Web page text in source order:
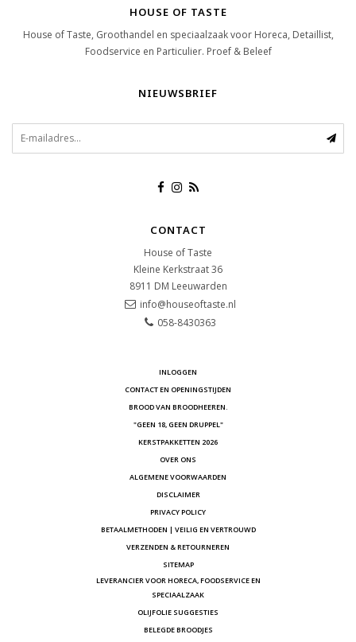
HOUSE OF TASTE
House of Taste, Groothandel en speciaalzaak voor Horeca, Detaillist,
Foodservice en Particulier. Proef & Beleef
NIEUWSBRIEF
CONTACT
House of Taste
Kleine Kerkstraat 36
8911 DM Leeuwarden
info@houseoftaste.nl
058-8430363
INLOGGEN
CONTACT EN OPENINGSTIJDEN
BROOD VAN BROODHEEREN.
"GEEN 18, GEEN DRUPPEL"
KERSTPAKKETTEN 2026
OVER ONS
ALGEMENE VOORWAARDEN
DISCLAIMER
PRIVACY POLICY
BETAALMETHODEN | VEILIG EN VERTROUWD
VERZENDEN & RETOURNEREN
SITEMAP
LEVERANCIER VOOR HORECA, FOODSERVICE EN
SPECIAALZAAK
OLIJFOLIE SUGGESTIES
BELEGDE BROODJES